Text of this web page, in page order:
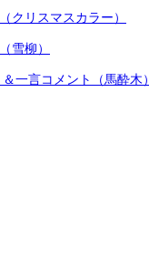
クリスマスカラー）
雪柳）
一言コメント（馬酔木）